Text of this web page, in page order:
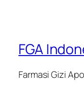
FGA
Farmasi Gizi